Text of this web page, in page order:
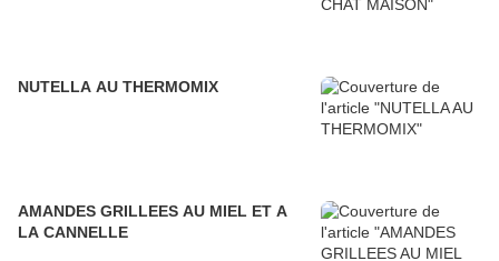
NUTELLA AU THERMOMIX
AMANDES GRILLEES AU MIEL ET A
LA CANNELLE